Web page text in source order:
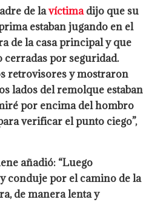
de lavíctimadijo que su
estaban jugando en el
de la casa principal y que
cerradas por seguridad.
retrovisores y mostraron
lados del remolque estaban
por encima del hombro
verificar el punto ciego”,
añadió: “Luego
conduje por el camino de la
de manera lenta y